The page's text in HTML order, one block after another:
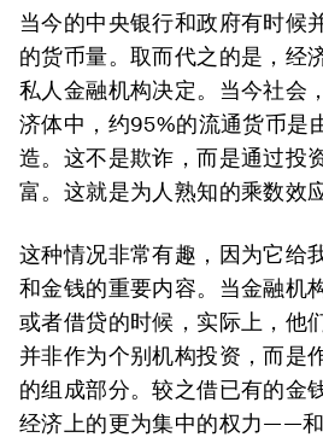
当今的中央银行和政府有时候
的货币量。取而代之的是，经
私人金融机构决定。当今社会
济体中，约95%的流通货币是
造。这不是欺诈，而是通过投
富。这就是为人熟知的乘数效应
这种情况非常有趣，因为它给
和金钱的重要内容。当金融机
或者借贷的时候，实际上，他
并非作为个别机构投资，而是
的组成部分。较之借已有的金
经济上的更为集中的权力——